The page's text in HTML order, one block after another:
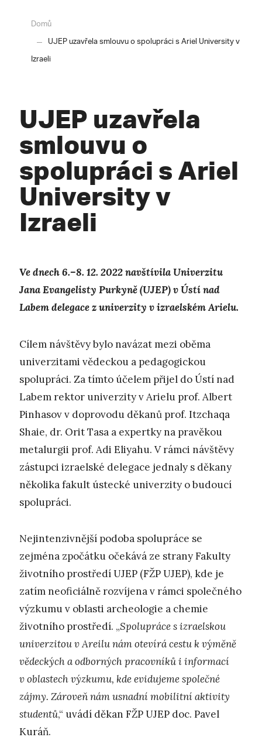
Domů
UJEP uzavřela smlouvu o spolupráci s Ariel University v
Izraeli
UJEP uzavřela
smlouvu o
spolupráci s Ariel
University v
Izraeli
Ve dnech 6.–8. 12. 2022 navštívila Univerzitu
Jana Evangelisty Purkyně (UJEP) v Ústí nad
Labem delegace z univerzity v izraelském Arielu.
Cílem návštěvy bylo navázat mezi oběma
univerzitami vědeckou a pedagogickou
spolupráci. Za tímto účelem přijel do Ústí nad
Labem rektor univerzity v Arielu prof. Albert
Pinhasov v doprovodu děkanů prof. Itzchaqa
Shaie, dr. Orit Tasa a expertky na pravěkou
metalurgii prof. Adi Eliyahu. V rámci návštěvy
zástupci izraelské delegace jednaly s děkany
několika fakult ústecké univerzity o budoucí
spolupráci.
Nejintenzivnější podoba spolupráce se
zejména zpočátku očekává ze strany Fakulty
životního prostředí UJEP (FŽP UJEP), kde je
zatím neoficiálně rozvíjena v rámci společného
výzkumu v oblasti archeologie a chemie
životního prostředí. „Spolupráce s izraelskou
univerzitou v Areilu nám otevírá cestu k výměně
vědeckých a odborných pracovníků i informací
v oblastech výzkumu, kde evidujeme společné
zájmy. Zároveň nám usnadní mobilitní aktivity
studentů,“ uvádí děkan FŽP UJEP doc. Pavel
Kuráň.